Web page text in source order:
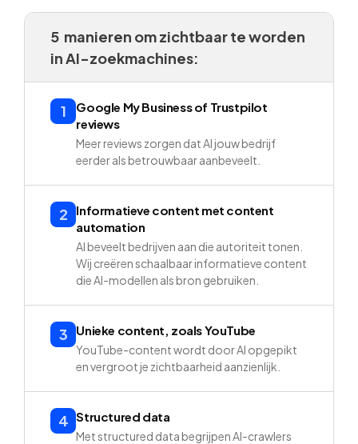
5 manieren om zichtbaar te worden
in AI-zoekmachines:
1
Google My Business of Trustpilot
reviews
Meer reviews zorgen dat AI jouw bedrijf
eerder als betrouwbaar aanbeveelt.
2
Informatieve content met content
automation
AI beveelt bedrijven aan die autoriteit tonen.
Wij creëren schaalbaar informatieve content
die AI-modellen als bron gebruiken.
3 Unieke content, zoals YouTube
YouTube-content wordt door AI opgepikt
en vergroot je zichtbaarheid aanzienlijk.
4 Structured data
Met structured data begrijpen AI-crawlers